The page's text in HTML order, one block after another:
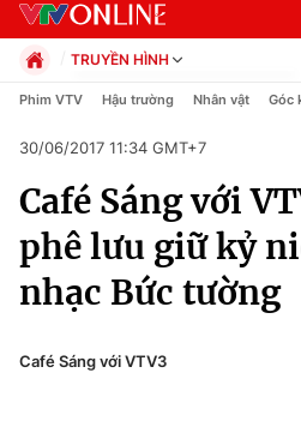
Chuyên mục
Chính trị
Xã hội
Pháp luật
TRUYỀN HÌNH
Chính trị
Pháp luật
Kinh tế
Thể thao
Truyền hình
Văn hóa - Giải trí
Công nghệ
Phim VTV Hậu trường Nhân vật Góc
30/06/2017 11:34 GMT+7
Café Sáng với
phê lưu giữ kỷ
nhạc Bức tường
Café Sáng với VTV3